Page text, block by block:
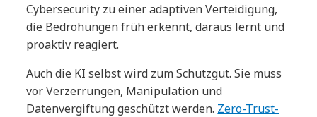
Cybersecurity zu einer adaptiven Verteidigung,
die Bedrohungen früh erkennt, daraus lernt und
proaktiv reagiert.
Auch die KI selbst wird zum Schutzgut. Sie muss
vor Verzerrungen, Manipulation und
Datenvergiftung geschützt werden. Zero-Trust-